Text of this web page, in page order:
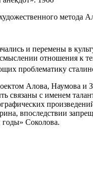
метода
и перемены в
отношения к
проблематику
Алова, Наумова
связаны с именем
впоследствии
Соколова.